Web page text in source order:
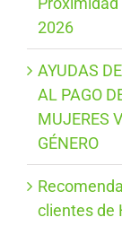
2026
AYUDAS
AL PAGO
MUJERES
GÉNERO
clientes de